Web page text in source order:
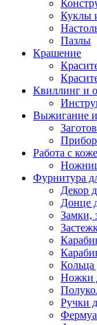
Куклы
Пазлы
Крашение
Квиллинг и
Выжигание и
Работа с
Фурнитура
Декор
Донце
Замки,
Кольца
Ножки
Ручки